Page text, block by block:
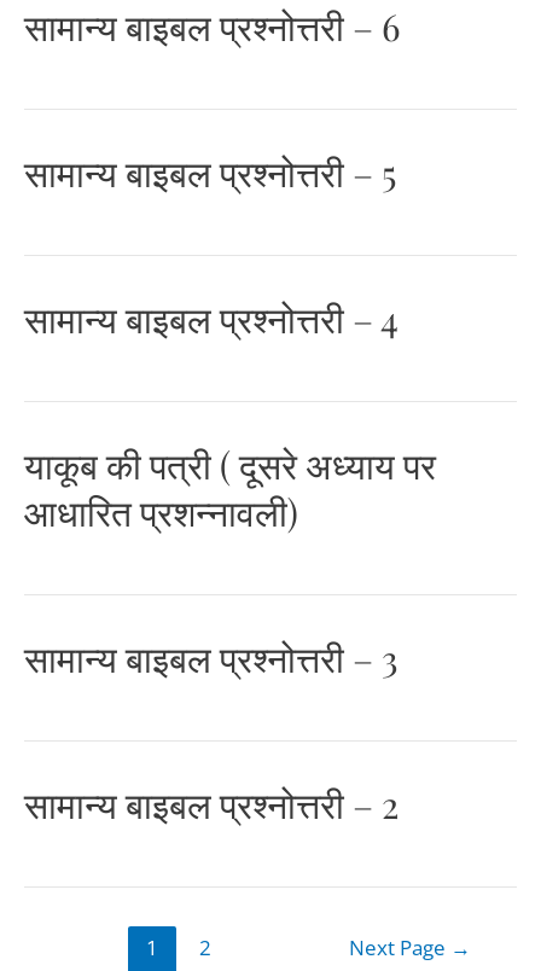
सामान्य बाइबल प्रश्नोत्तरी – 6
सामान्य बाइबल प्रश्नोत्तरी – 5
सामान्य बाइबल प्रश्नोत्तरी – 4
याकूब की पत्री ( दूसरे अध्याय पर
आधारित प्रशन्नावली)
सामान्य बाइबल प्रश्नोत्तरी – 3
सामान्य बाइबल प्रश्नोत्तरी – 2
1 2 Next Page →